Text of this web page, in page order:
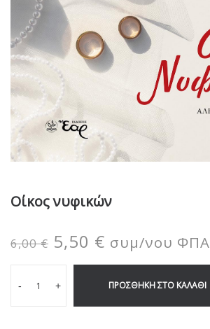
Οίκος νυφικών
6,00€ 5,50 € συμ/νου ΦΠΑ
- + ΠΡΟΣΘΉΚΗ ΣΤΟ ΚΑΛΆΘΙ